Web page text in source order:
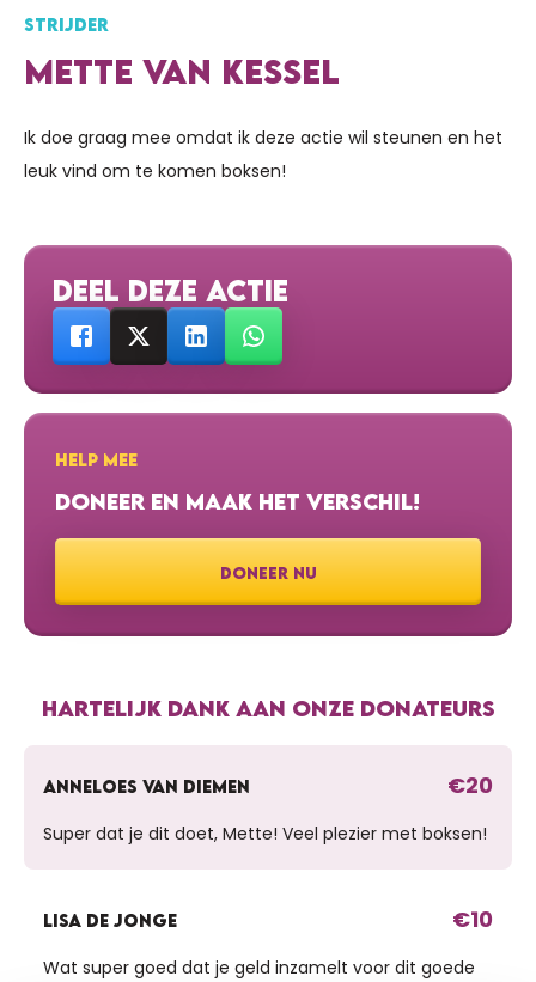
STRIJDER
METTE VAN KESSEL
Ik doe graag mee omdat ik deze actie wil steunen en het
leuk vind om te komen boksen!
DEEL DEZE ACTIE
HELP MEE
DONEER EN MAAK HET VERSCHIL!
DONEER NU
HARTELIJK DANK AAN ONZE DONATEURS
ANNELOES VAN DIEMEN €20
Super dat je dit doet, Mette! Veel plezier met boksen!
LISA DE JONGE €10
Wat super goed dat je geld inzamelt voor dit goede